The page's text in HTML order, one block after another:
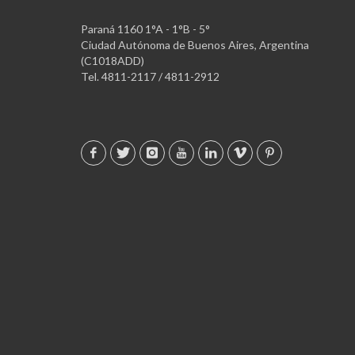
Paraná 1160 1°A - 1°B - 5°
Ciudad Autónoma de Buenos Aires, Argentina
(C1018ADD)
Tel. 4811-2117 / 4811-2912